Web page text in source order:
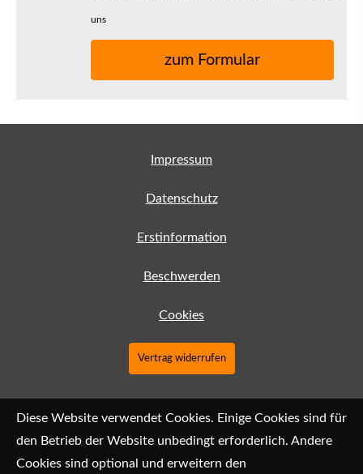
uns
zum Formular
Impressum
Datenschutz
Erstinformation
Beschwerden
Cookies
Vertrag widerrufen
Diese Website verwendet Cookies. Einige Cookies sind für
den Betrieb der Website unbedingt erforderlich. Andere
Cookies sind optional und erweitern den